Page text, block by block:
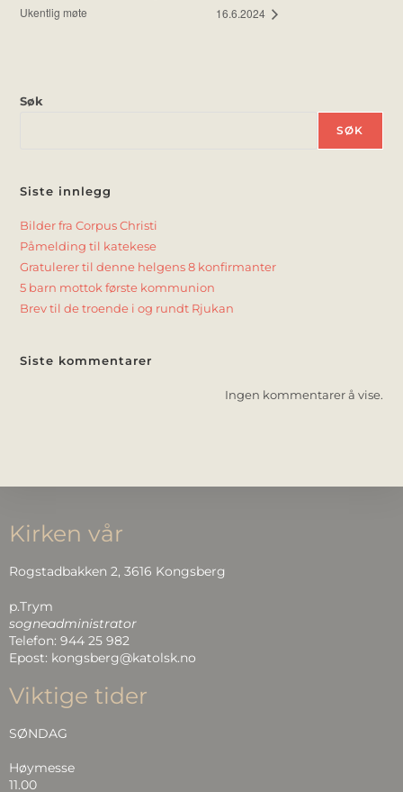
Ukentlig møte
16.6.2024
Søk
SØK
Siste innlegg
Bilder fra Corpus Christi
Påmelding til katekese
Gratulerer til denne helgens 8 konfirmanter
5 barn mottok første kommunion
Brev til de troende i og rundt Rjukan
Siste kommentarer
Ingen kommentarer å vise.
Kirken vår
Rogstadbakken 2, 3616 Kongsberg
p.Trym
sogneadministrator
Telefon: 944 25 982
Epost: kongsberg@katolsk.no
Viktige tider
SØNDAG
Høymesse
11.00